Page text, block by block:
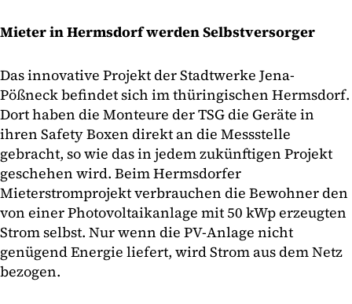
Mieter in Hermsdorf werden Selbstversorger
Das innovative Projekt der Stadtwerke Jena-
Pößneck befindet sich im thüringischen Hermsdorf.
Dort haben die Monteure der TSG die Geräte in
ihren Safety Boxen direkt an die Messstelle
gebracht, so wie das in jedem zukünftigen Projekt
geschehen wird. Beim Hermsdorfer
Mieterstromprojekt verbrauchen die Bewohner den
von einer Photovoltaikanlage mit 50 kWp erzeugten
Strom selbst. Nur wenn die PV-Anlage nicht
genügend Energie liefert, wird Strom aus dem Netz
bezogen.